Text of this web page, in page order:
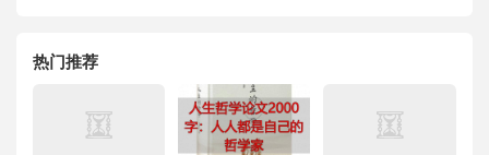
热门推荐